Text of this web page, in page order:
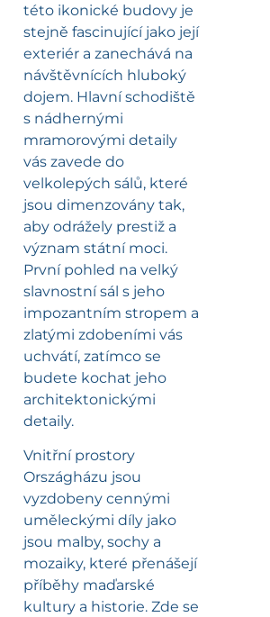
této ikonické budovy je
stejně fascinující jako její
exteriér a zanechává na
návštěvnících hluboký
dojem. Hlavní schodiště
s nádhernými
mramorovými detaily
vás zavede do
velkolepých sálů, které
jsou dimenzovány tak,
aby odrážely prestiž a
význam státní moci.
První pohled na velký
slavnostní sál s jeho
impozantním stropem a
zlatými zdobeními vás
uchvátí, zatímco se
budete kochat jeho
architektonickými
detaily.
Vnitřní prostory
Országházu jsou
vyzdobeny cennými
uměleckými díly jako
jsou malby, sochy a
mozaiky, které přenášejí
příběhy maďarské
kultury a historie. Zde se